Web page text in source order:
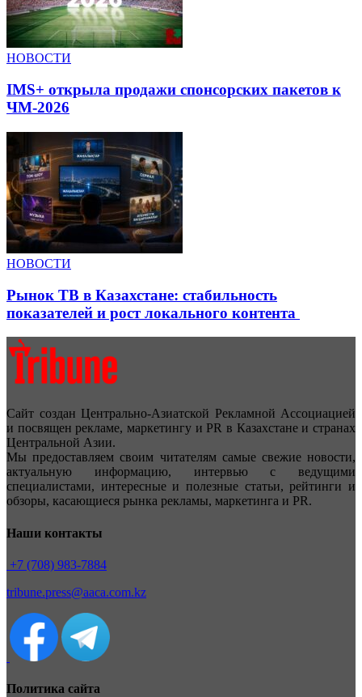
НОВОСТИ
IMS+ открыла продажи спонсорских пакетов к
ЧМ-2026
НОВОСТИ
Рынок ТВ в Казахстане: стабильность
показателей и рост локального контента
Сайт создан Центрально-Азиатской Рекламной Ассоциацией
и посвящен рекламе, маркетингу и PR в Казахстане и странах
Центральной Азии.
Мы предоставляем своим читателям самые свежие новости,
актуальную информацию, интервью с ведущими
специалистами, интересные и полезные статьи, рейтинги и
обзоры, касающиеся рынка рекламы, маркетинга и PR.
Наши контакты
+7 (708) 983-7884
tribune.press@aaca.com.kz
Политика сайта